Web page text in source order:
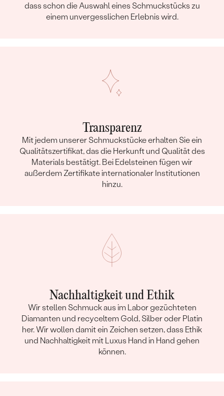
dass schon die Auswahl eines Schmuckstücks zu
einem unvergesslichen Erlebnis wird.
Transparenz
Mit jedem unserer Schmuckstücke erhalten Sie ein
Qualitätszertifikat, das die Herkunft und Qualität des
Materials bestätigt. Bei Edelsteinen fügen wir
außerdem Zertifikate internationaler Institutionen
hinzu.
Nachhaltigkeit und Ethik
Wir stellen Schmuck aus im Labor gezüchteten
Diamanten und recyceltem Gold, Silber oder Platin
her. Wir wollen damit ein Zeichen setzen, dass Ethik
und Nachhaltigkeit mit Luxus Hand in Hand gehen
können.